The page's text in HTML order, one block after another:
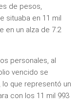
de pesos,
situaba en 11 mil
en un alza de 7.2
personales, al
vencido se
que representó un
con los 11 mil 993